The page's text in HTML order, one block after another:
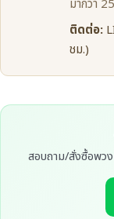
มากว่า
ติดต่อ:
ชม.)
สอบถาม/สั่งซื้อพว